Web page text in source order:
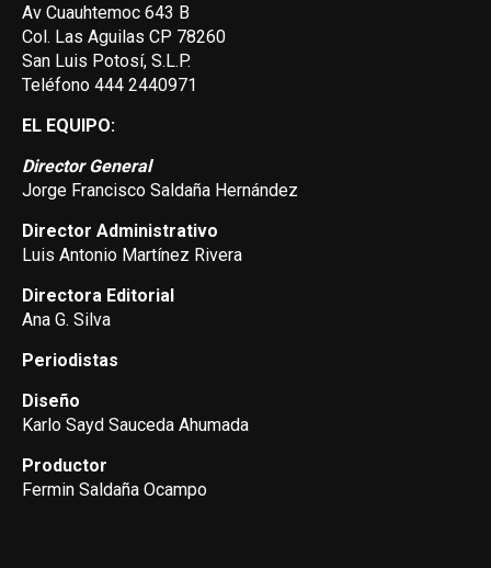
Av Cuauhtemoc 643 B
Col. Las Aguilas CP 78260
San Luis Potosí, S.L.P.
Teléfono 444 2440971
EL EQUIPO:
Director General
Jorge Francisco Saldaña Hernández
Director Administrativo
Luis Antonio Martínez Rivera
Directora Editorial
Ana G. Silva
Periodistas
Diseño
Karlo Sayd Sauceda Ahumada
Productor
Fermin Saldaña Ocampo